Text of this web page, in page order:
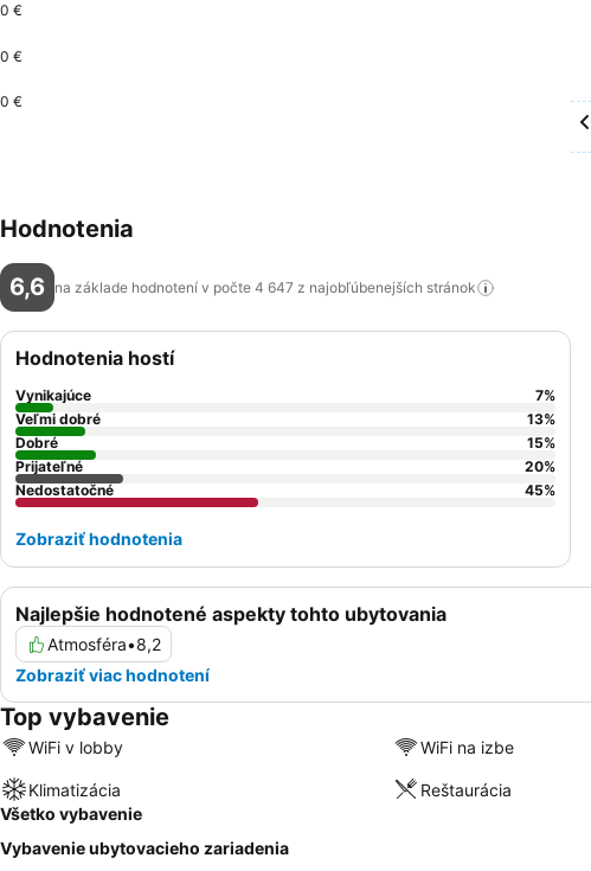
0 €
0 €
0 €
Hodnotenia
6,6 na základe hodnotení v počte 4 647 z najobľúbenejších stránok
Najlepšie hodnotené aspekty tohto ubytovania
Atmosféra•8,2
Zobraziť viac hodnotení
Hodnotenia hostí
Vynikajúce 7%
Veľmi dobré
13%
Dobré
15%
Prijateľné
20%
Nedostatočné
45%
Zobraziť hodnotenia
Top vybavenie
WiFi v lobby WiFi na izbe
Klimatizácia Reštaurácia
Všetko vybavenie
Vybavenie ubytovacieho zariadenia